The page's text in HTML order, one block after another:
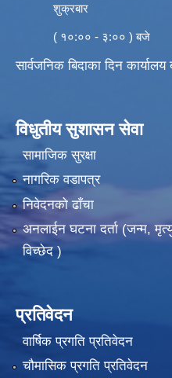
शुक्रबार
( १०:०० - ३:०० ) बजे
सार्वजनिक बिदाका दिन
विधुतीय सुशासन सेवा
सामाजिक सुरक्षा
नागरिक वडापत्र
निवेदनको ढाँचा
अनलाईन घटना दर्ता (जन्म,
विच्छेद )
प्रतिवेदन
वार्षिक प्रगति प्रतिवेदन
चौमासिक प्रगति प्रतिवेदन